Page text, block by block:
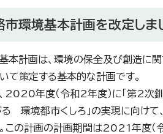
環境基本計画を改定しま
本計画は、環境の保全及び創造に
て策定する基本的な計画です。
2020年度（令和2年度）に「第2次釧
環境都市くしろ」の実現に向けて
この計画の計画期間は2021年度